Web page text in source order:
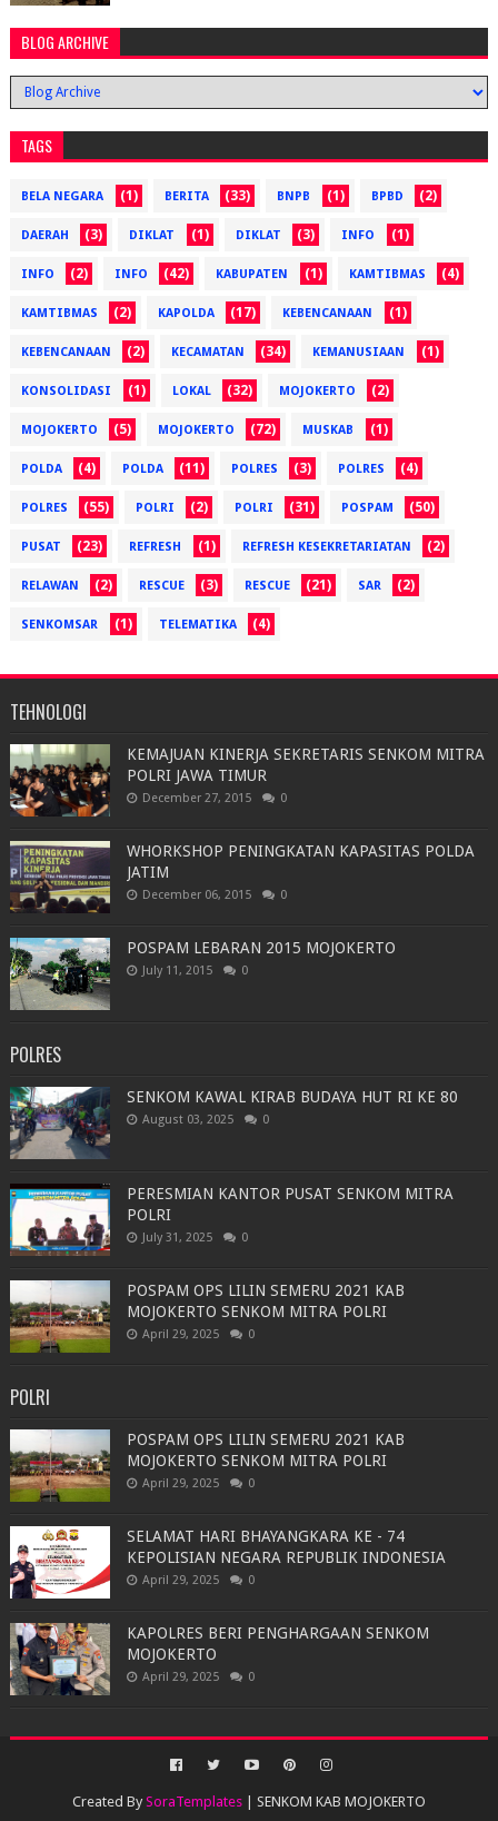
BLOG ARCHIVE
TAGS
BELA NEGARA (1) BERITA (33) BNPB (1) BPBD (2)
DAERAH (3) DIKLAT (1) DIKLAT (3) INFO (1)
INFO (2) INFO (42) KABUPATEN (1) KAMTIBMAS (4)
KAMTIBMAS (2) KAPOLDA (17) KEBENCANAAN (1)
KEBENCANAAN (2) KECAMATAN (34) KEMANUSIAAN (1)
KONSOLIDASI (1) LOKAL (32) MOJOKERTO (2)
MOJOKERTO (5) MOJOKERTO (72) MUSKAB (1)
POLDA (4) POLDA (11) POLRES (3) POLRES (4)
POLRES (55) POLRI (2) POLRI (31) POSPAM (50)
PUSAT (23) REFRESH (1) REFRESH KESEKRETARIATAN (2)
RELAWAN (2) RESCUE (3) RESCUE (21) SAR (2)
SENKOMSAR (1) TELEMATIKA (4)
TEHNOLOGI
KEMAJUAN KINERJA SEKRETARIS SENKOM MITRA
POLRI JAWA TIMUR
December 27, 2015 0
WHORKSHOP PENINGKATAN KAPASITAS POLDA
JATIM
December 06, 2015 0
POSPAM LEBARAN 2015 MOJOKERTO
July 11, 2015 0
POLRES
SENKOM KAWAL KIRAB BUDAYA HUT RI KE 80
August 03, 2025 0
PERESMIAN KANTOR PUSAT SENKOM MITRA
POLRI
July 31, 2025 0
POSPAM OPS LILIN SEMERU 2021 KAB
MOJOKERTO SENKOM MITRA POLRI
April 29, 2025 0
POLRI
POSPAM OPS LILIN SEMERU 2021 KAB
MOJOKERTO SENKOM MITRA POLRI
April 29, 2025 0
SELAMAT HARI BHAYANGKARA KE - 74
KEPOLISIAN NEGARA REPUBLIK INDONESIA
April 29, 2025 0
KAPOLRES BERI PENGHARGAAN SENKOM
MOJOKERTO
April 29, 2025 0
Created By SoraTemplates| SENKOM KAB MOJOKERTO